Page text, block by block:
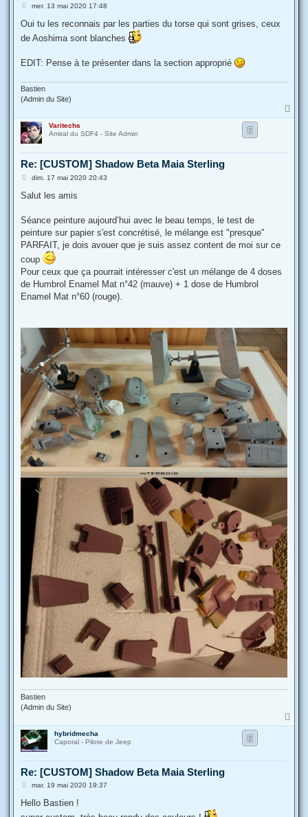
M
s
a
mer. 13 mai 2020 17:48
Oui tu les reconnais par les parties du torse qui sont grises, ceux
de Aoshima sont blanches
EDIT: Pense à te présenter dans la section approprié
Bastien
(Admin du Site)
a
Varitechs
Amiral du SDF4 - Site Admin
Re: [CUSTOM] Shadow Beta Maia Sterling
M
s
g
dim. 17 mai 2020 20:43
Salut les amis
Séance peinture aujourd’hui avec le beau temps, le test de
peinture sur papier s'est concrétisé, le mélange est "presque"
PARFAIT, je dois avouer que je suis assez content de moi sur ce
coup
Pour ceux que ça pourrait intéresser c'est un mélange de 4 doses
de Humbrol Enamel Mat n°42 (mauve) + 1 dose de Humbrol
Enamel Mat n°60 (rouge).
Bastien
(Admin du Site)
a
hybridmecha
Caporal - Pilote de Jeep
Re: [CUSTOM] Shadow Beta Maia Sterling
M
s
mar. 19 mai 2020 19:37
Hello Bastien !